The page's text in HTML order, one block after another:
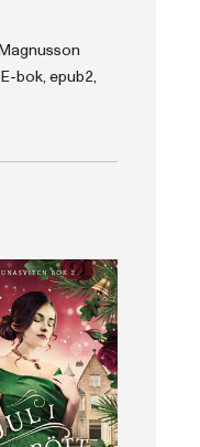
bok, epub2,